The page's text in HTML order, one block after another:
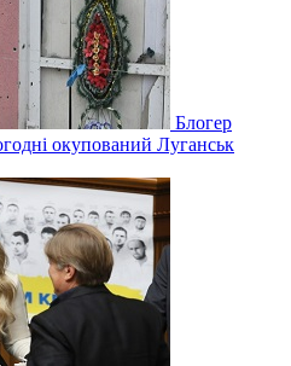
Блогер
окупований Луганськ